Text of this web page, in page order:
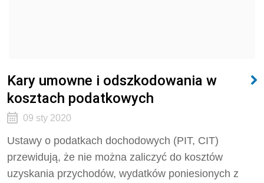
Kary umowne i odszkodowania w
kosztach podatkowych
09 sty 2020
Ustawy o podatkach dochodowych (PIT, CIT)
przewidują, że nie można zaliczyć do kosztów
uzyskania przychodów, wydatków poniesionych z